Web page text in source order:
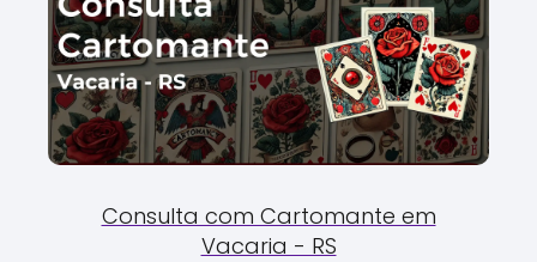
Consulta com Cartomante em
Vacaria - RS